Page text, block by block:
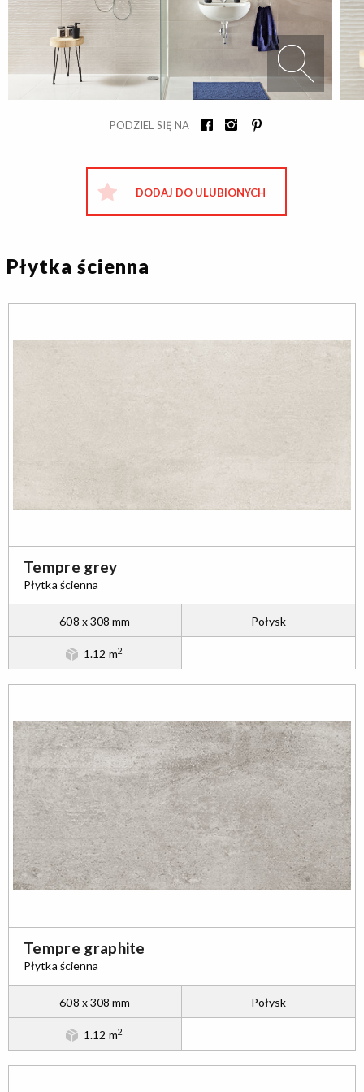
PODZIEL SIĘ NA
DODAJ DO ULUBIONYCH
Płytka ścienna
Tempre grey
Płytka ścienna
608 x 308 mm Połysk
1.12 m2
Tempre graphite
Płytka ścienna
608 x 308 mm Połysk
1.12 m2